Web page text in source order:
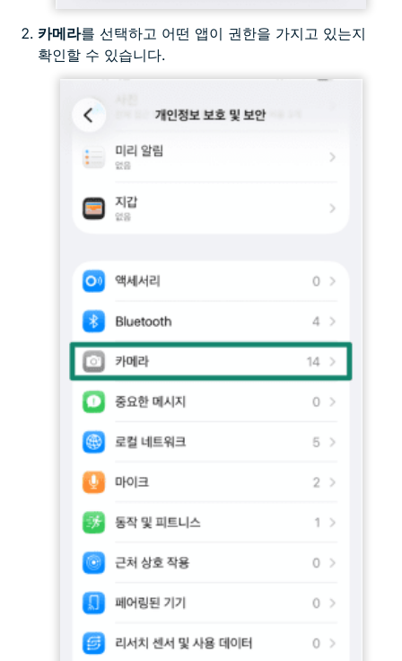
카메라를 선택하고 어떤 앱이 권한을 가지고 있는지
확인할 수 있습니다.